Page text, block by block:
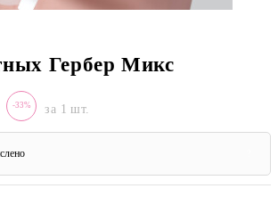
Гербер Микс
-33% за 1 шт.